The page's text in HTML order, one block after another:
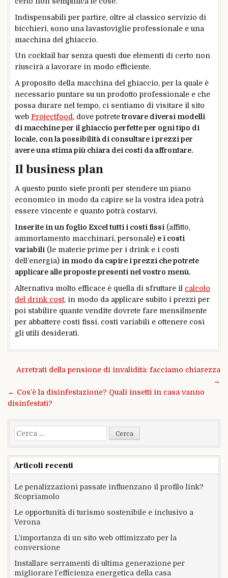
Indispensabili per partire, oltre al classico servizio di
bicchieri, sono una lavastoviglie professionale e una
macchina del ghiaccio.
Un cocktail bar senza questi due elementi di certo non
riuscirà a lavorare in modo efficiente.
A proposito della macchina del ghiaccio, per la quale è
necessario puntare su un prodotto professionale e che
possa durare nel tempo, ci sentiamo di visitare il sito
web Projectfood , dove potretetrovare diversi modelli
di macchine per il ghiaccio perfette per ogni tipo di
locale, con la possibilità di consultare i prezzi per
avere una stima più chiara dei costi da affrontare.
Il business plan
A questo punto siete pronti per stendere un piano
economico in modo da capire se la vostra idea potrà
essere vincente e quanto potrà costarvi.
Inserite in un foglio Excel tutti i costi fissi (affitto,
ammortamento macchinari, personale) e i costi
variabili (le materie prime per i drink e i costi
dell’energia) in modo da capire i prezzi che potrete
applicare alle proposte presenti nel vostro menù.
Alternativa molto efficace è quella di sfruttare il calcolo
del drink cost, in modo da applicare subito i prezzi per
poi stabilire quante vendite dovrete fare mensilmente
per abbattere costi fissi, costi variabili e ottenere così
gli utili desiderati.
Navigazione
Arretrati della pensione di invalidità: facciamo chiarezza
→
← Cos’è la disinfestazione? Quali insetti in casa vanno
disinfestati?
Ricerca
per:
Articoli recenti
Le penalizzazioni passate influenzano il profilo link?
Scopriamolo
Le opportunità di turismo sostenibile e inclusivo a
Verona
L’importanza di un sito web ottimizzato per la
conversione
Installare serramenti di ultima generazione per
migliorare l’efficienza energetica della casa